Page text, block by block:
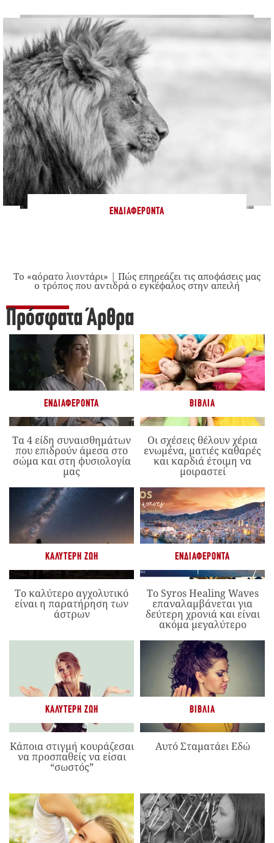
ΕΝΔΙΑΦΈΡΟΝΤΑ
Το «αόρατο λιοντάρι» | Πώς επηρεάζει τις αποφάσεις μας
ο τρόπος που αντιδρά ο εγκέφαλος στην απειλή
Πρόσφατα Άρθρα
ΕΝΔΙΑΦΈΡΟΝΤΑ
Τα 4 είδη συναισθημάτων
που επιδρούν άμεσα στο
σώμα και στη φυσιολογία
μας
ΒΙΒΛΊΑ
Οι σχέσεις θέλουν χέρια
ενωμένα, ματιές καθαρές
και καρδιά έτοιμη να
μοιραστεί
ΚΑΛΎΤΕΡΗ ΖΩΉ
Το καλύτερο αγχολυτικό
είναι η παρατήρηση των
άστρων
ΕΝΔΙΑΦΈΡΟΝΤΑ
Το Syros Healing Waves
επαναλαμβάνεται για
δεύτερη χρονιά και είναι
ακόμα μεγαλύτερο
ΚΑΛΎΤΕΡΗ ΖΩΉ
Κάποια στιγμή κουράζεσαι
να προσπαθείς να είσαι
“σωστός”
ΒΙΒΛΊΑ
Αυτό Σταματάει Εδώ